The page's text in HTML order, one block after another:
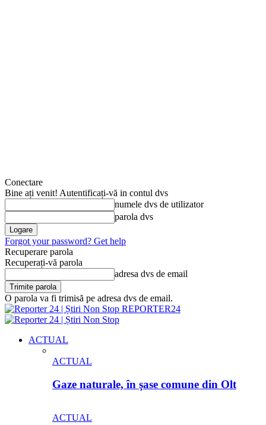
Conectare
Bine ați venit! Autentificați-vă in contul dvs
numele dvs de utilizator
parola dvs
Forgot your password? Get help
Recuperare parola
Recuperați-vă parola
adresa dvs de email
O parola va fi trimisă pe adresa dvs de email.
REPORTER24
ACTUAL
ACTUAL
Gaze naturale, în şase comune din Olt
ACTUAL